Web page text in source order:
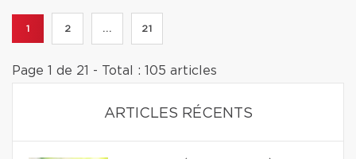
1 2 ... 21
Page 1 de 21 - Total : 105 articles
ARTICLES RÉCENTS